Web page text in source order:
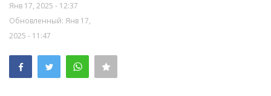
Янв 17, 2025 - 12:37
Обновленный: Янв 17,
2025 - 11:47